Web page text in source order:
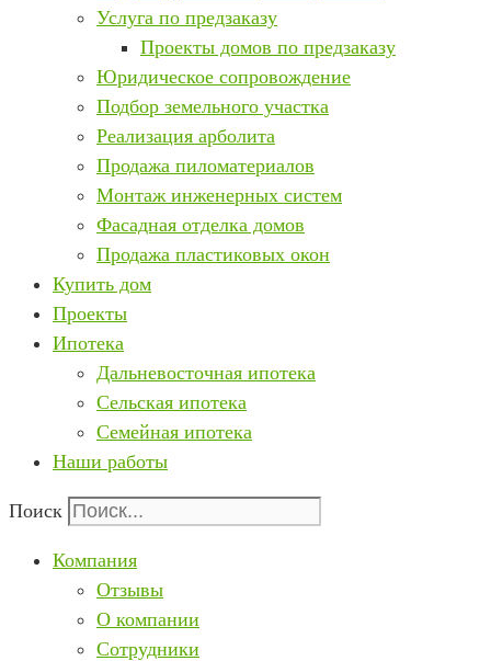
Услуга по предзаказу
Проекты домов по предзаказу
Юридическое сопровождение
Подбор земельного участка
Реализация арболита
Продажа пиломатериалов
Монтаж инженерных систем
Фасадная отделка домов
Продажа пластиковых окон
Купить дом
Проекты
Ипотека
Дальневосточная ипотека
Сельская ипотека
Семейная ипотека
Наши работы
Поиск
Компания
Отзывы
О компании
Сотрудники